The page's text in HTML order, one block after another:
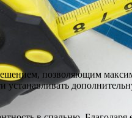
позволяющим